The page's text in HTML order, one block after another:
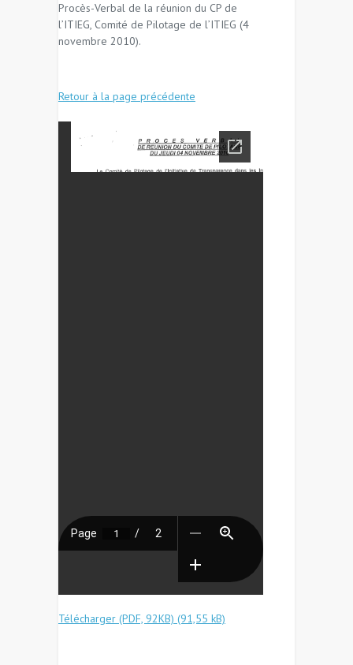
Procès-Verbal de la réunion du CP de
l’ITIEG, Comité de Pilotage de l’ITIEG (4
novembre 2010).
Retour à la page précédente
Télécharger (PDF, 92KB)